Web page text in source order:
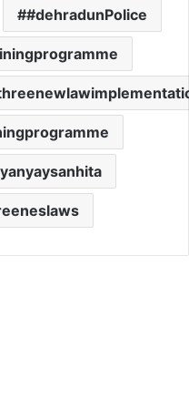
#dehradunPolice